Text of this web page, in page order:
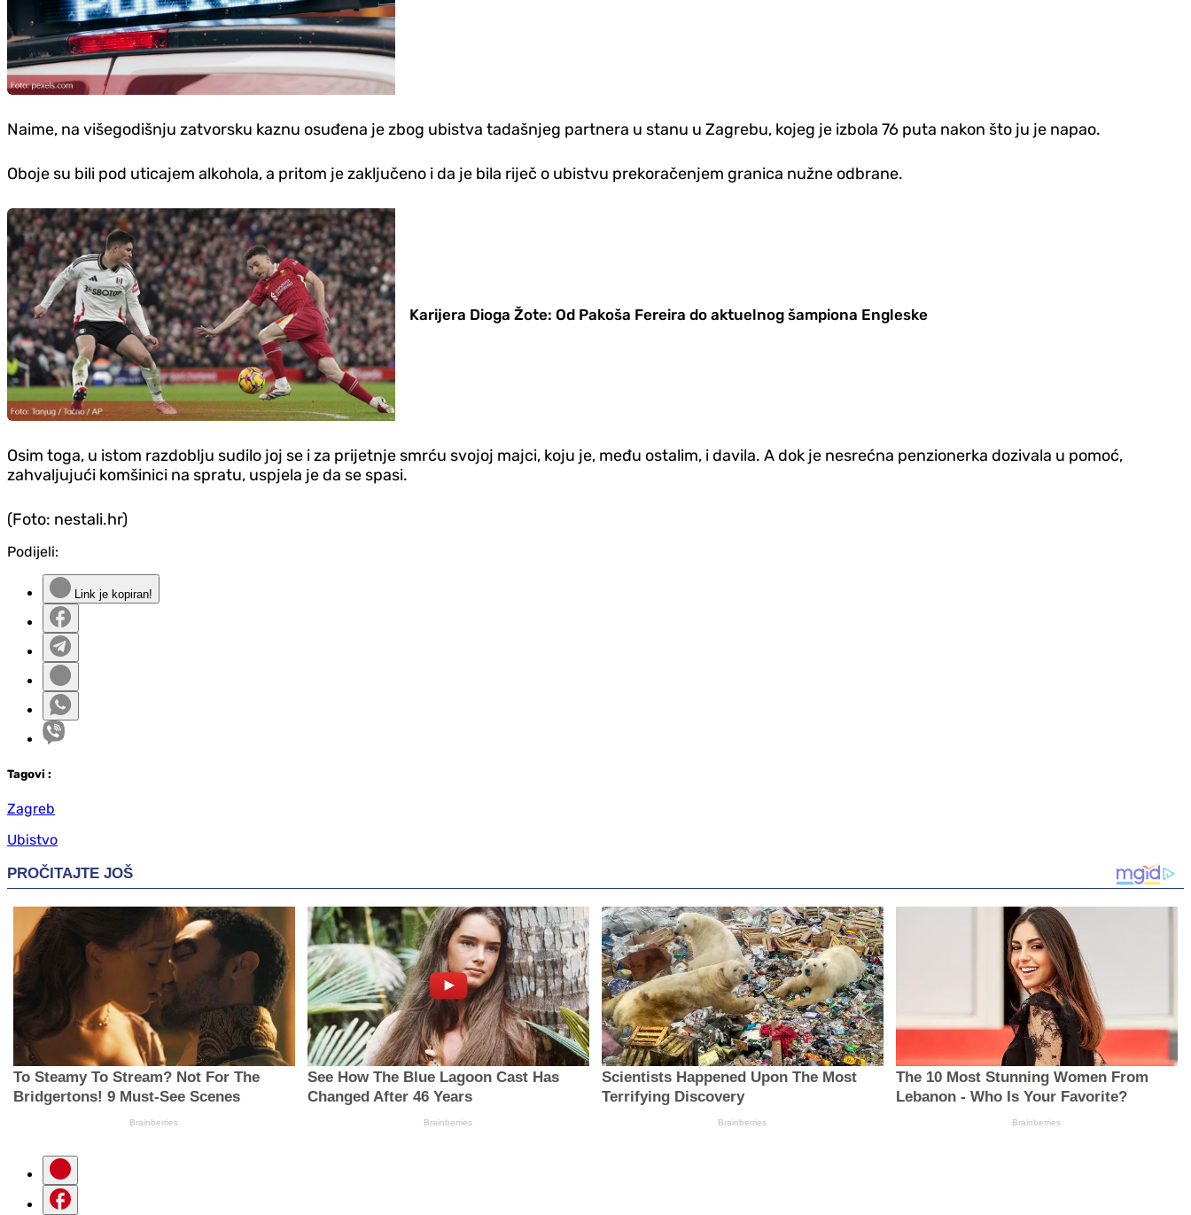
Naime, na višegodišnju zatvorsku kaznu osuđena je zbog ubistva tadašnjeg partnera u stanu u Zagrebu, kojeg je izbola 76 puta nakon što ju je napao.
Oboje su bili pod uticajem alkohola, a pritom je zaključeno i da je bila riječ o ubistvu prekoračenjem granica nužne odbrane.
Karijera Dioga Žote: Od Pakoša Fereira do aktuelnog šampiona Engleske
Osim toga, u istom razdoblju sudilo joj se i za prijetnje smrću svojoj majci, koju je, među ostalim, i davila. A dok je nesrećna penzionerka dozivala u pomoć,
zahvaljujući komšinici na spratu, uspjela je da se spasi.
(Foto: nestali.hr)
Podijeli:
Link je kopiran!
Tagovi :
Zagreb
Ubistvo